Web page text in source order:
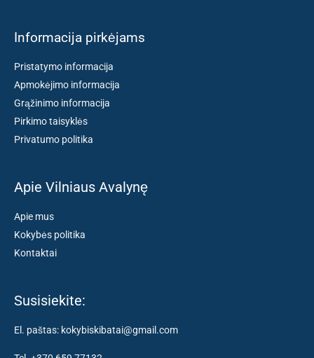
Informacija pirkėjams
Pristatymo informacija
Apmokėjimo informacija
Grąžinimo informacija
Pirkimo taisyklės
Privatumo politika
Apie Vilniaus Avalynę
Apie mus
Kokybės politika
Kontaktai
Susisiekite:
El. paštas: kokybiskibatai@gmail.com